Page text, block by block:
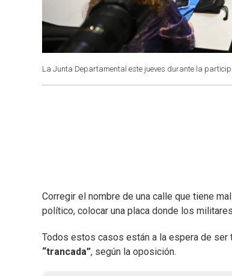
La Junta Departamental este jueves durante la
Corregir el nombre de una calle que tiene
político, colocar una placa donde los
Todos estos casos están a la espera de ser
“trancada”, según la oposición.